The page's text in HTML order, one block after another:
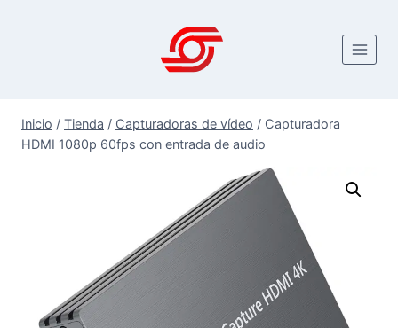
Inicio / Tienda / Capturadoras de vídeo / Capturadora
HDMI 1080p 60fps con entrada de audio